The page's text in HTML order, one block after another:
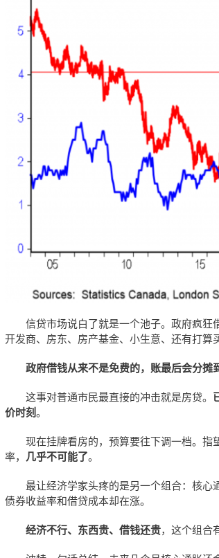
信贷市场说白了就是一个池子。政府疯狂
开发商、房东、房产基金、小生意、还有打算
政府借钱从来不是免费的，账最后会分摊
这事对普通市民最直接的冲击就是房贷。
价时刻。
现在挂牌看房的，预算要往下调一档。指
率，
几乎不可能了。
最让经济学家头疼的是另一个组合：核心
债券收益率和借贷成本却在涨。
经济不行、东西贵、借钱还贵，这个组合